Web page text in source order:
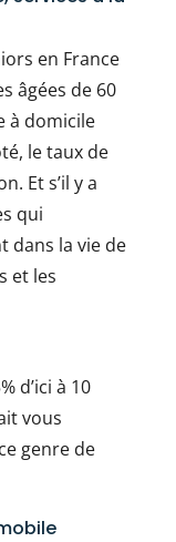
en France
âgées de 60
à domicile
le taux de
Et s’il y a
qui
dans la vie de
et les
d’ici à 10
vous
genre de